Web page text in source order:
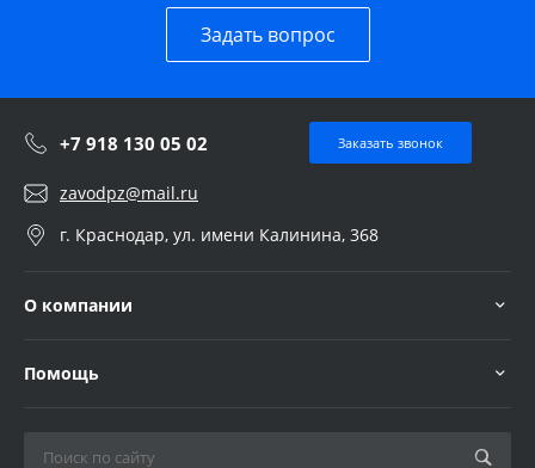
Задать вопрос
+7 918 130 05 02 Заказать звонок
zavodpz@mail.ru
г. Краснодар, ул. имени Калинина, 368
О компании
Помощь